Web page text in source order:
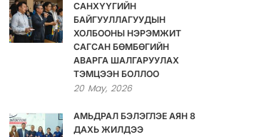
САНХҮҮГИЙН
БАЙГУУЛЛАГУУДЫН
ХОЛБООНЫ НЭРЭМЖИТ
САГСАН БӨМБӨГИЙН
АВАРГА ШАЛГАРУУЛАХ
ТЭМЦЭЭН БОЛЛОО
20 May, 2026
АМЬДРАЛ БЭЛЭГЛЭЕ АЯН 8
ДАХЬ ЖИЛДЭЭ